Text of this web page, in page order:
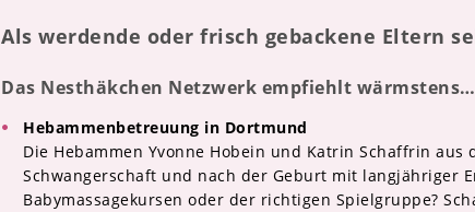
Als werdende oder frisch gebackene Eltern
Das Nesthäkchen Netzwerk empfiehlt wärmstens…
Hebammenbetreuung in Dortmund
Die Hebammen Yvonne Hobein und Katrin Schaffrin aus
Schwangerschaft und nach der Geburt mit langjähriger
Babymassagekursen oder der richtigen Spielgruppe?